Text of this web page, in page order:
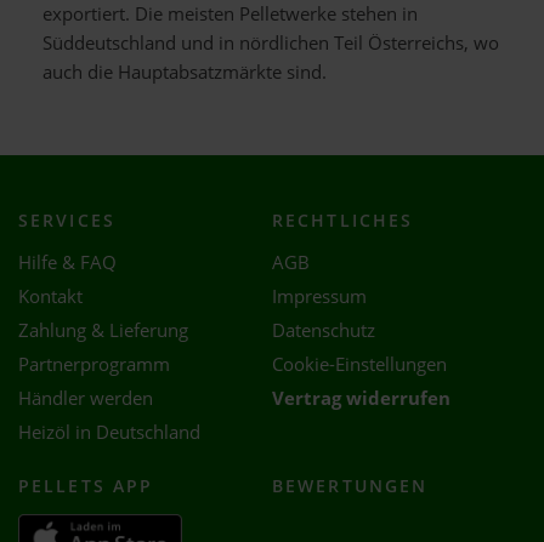
exportiert. Die meisten Pelletwerke stehen in
Süddeutschland und in nördlichen Teil Österreichs, wo
auch die Hauptabsatzmärkte sind.
SERVICES
Hilfe & FAQ
Kontakt
Zahlung & Lieferung
Partnerprogramm
Händler werden
Heizöl in Deutschland
RECHTLICHES
AGB
Impressum
Datenschutz
Cookie-Einstellungen
Vertrag widerrufen
PELLETS APP BEWERTUNGEN